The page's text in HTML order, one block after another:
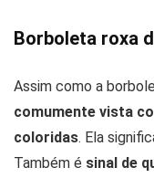
Borboleta roxa
Assim como a
comumente vista
coloridas. Ela
Também é sinal de